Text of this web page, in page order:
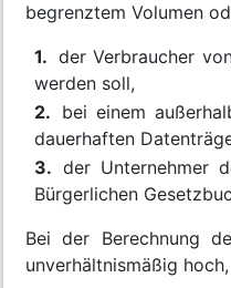
begrenztem Volumen
1. der Verbraucher
werden soll,
2. bei einem
dauerhaften
3. der Unternehmer
Bürgerlichen
Bei der Berechnung
unverhältnismäßig